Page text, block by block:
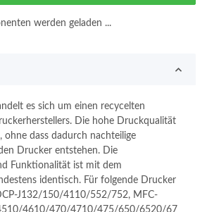
werden geladen ...
es sich um einen recycelten
Die hohe Druckqualität
ohne dass dadurch nachteilige
Drucker entstehen. Die
Funktionalität ist mit dem
identisch. Für folgende Drucker
J132/150/4110/552/752, MFC-
4610/470/4710/475/650/6520/67